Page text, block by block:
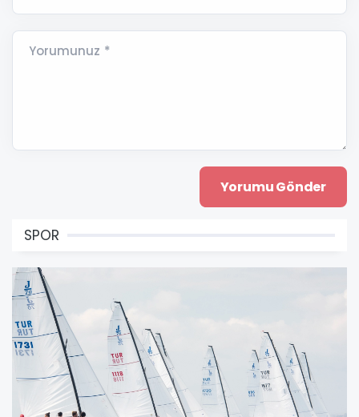
Yorumunuz *
SPOR